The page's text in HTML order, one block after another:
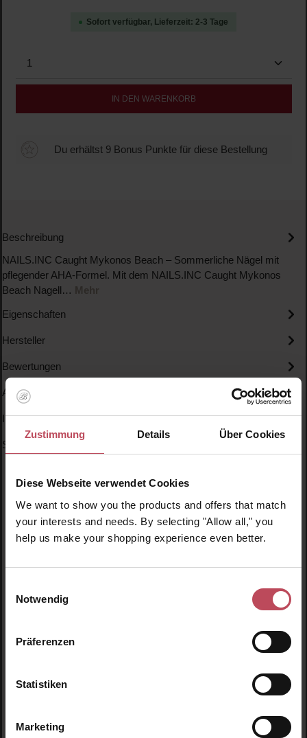
Zustimmung Details Über Cookies
Diese Webseite verwendet Cookies
We want to show you the products and offers that match
your interests and needs. By selecting "Allow all," you
help us make your shopping experience even better.
Notwendig
Präferenzen
Statistiken
Marketing
Sofort verfügbar, Lieferzeit: 2-3 Tage
Produkt Anzahl: Gib den gewünschten Wert ein
IN DEN WARENKORB
Du erhältst 9 Bonus Punkte für diese Bestellung
Beschreibung
NAILS.INC Caught Mykonos Beach – Sommerliche Nägel mit
pflegender AHA-Formel. Mit dem NAILS.INC Caught Mykonos
Beach Nagell… Mehr
Eigenschaften
Hersteller
Bewertungen
Anwendung
Inhaltsstoffe
Specials